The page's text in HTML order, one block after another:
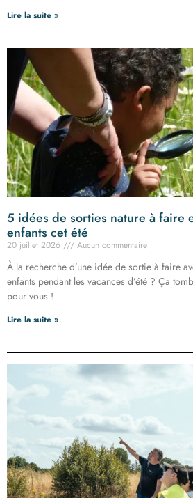
Lire la suite »
5 idées de sorties nature à faire
enfants cet été
20 juillet 2026 Aucun commentaire
À la recherche d’une idée de sortie à faire
enfants pendant les vacances d’été ? Ça
pour vous !
Lire la suite »